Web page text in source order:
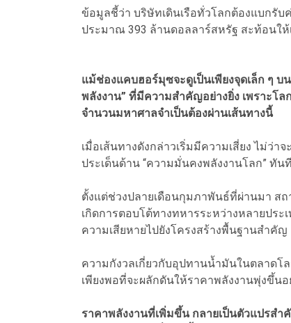
ข้อมูลชี้ว่า บริษัทเดินเรือทั่วโลกต้องแบกรับ
ประมาณ 393 ล้านดอลลาร์สหรัฐ สะท้อนให้
แม้ช่องแคบฮอร์มุซจะดูเป็นเพียงจุดเล็ก ๆ
พลังงาน” ที่มีความสำคัญอย่างยิ่ง เพราะโ
จำนวนมหาศาลจำเป็นต้องผ่านเส้นทางนี้
เมื่อเส้นทางดังกล่าวเริ่มมีความเสี่ยง ไม่ว่
ประเด็นด้าน “ความมั่นคงพลังงานโลก” ทัน
ตั้งแต่ช่วงปลายเดือนกุมภาพันธ์ที่ผ่านมา ส
เกิดการตอบโต้ทางทหารระหว่างหลายประ
ความเสียหายไปยังโครงสร้างพื้นฐานสำคัญ
ความกังวลเกี่ยวกับอุปทานน้ำมันในตลาดโ
เพียงพอที่จะผลักดันให้ราคาพลังงานพุ่งขึ้นอ
ราคาพลังงานที่เพิ่มขึ้น กลายเป็นตัวแปรส